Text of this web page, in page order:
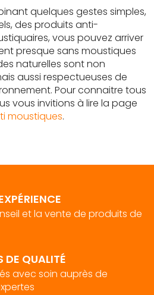
quelques gestes simples,
des produits anti-
vous pouvez arriver
presque sans moustiques
naturelles sont non
aussi respectueuses de
Pour connaitre tous
vous invitions à lire la page
moustiques.
et la vente de produits de
DE QUALITÉ
avec soin auprès de